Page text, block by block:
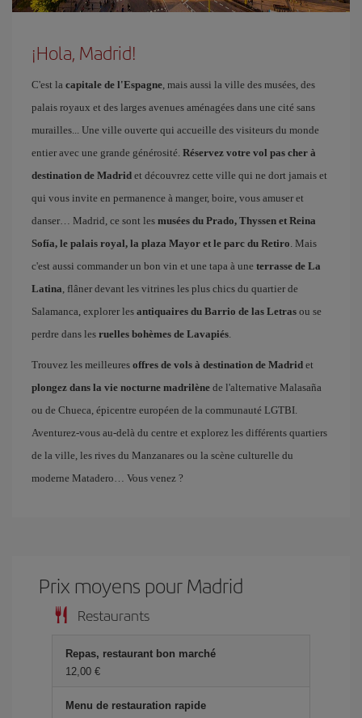
¡Hola, Madrid!
C'est la capitale de l'Espagne, mais aussi la ville des musées, des
palais royaux et des larges avenues aménagées dans une cité sans
murailles... Une ville ouverte qui accueille des visiteurs du monde
entier avec une grande générosité. Réservez votre vol pas cher à
destination de Madrid et découvrez cette ville qui ne dort jamais et
qui vous invite en permanence à manger, boire, vous amuser et
danser… Madrid, ce sont les musées du Prado, Thyssen et Reina
Sofía, le palais royal, la plaza Mayor et le parc du Retiro. Mais
c'est aussi commander un bon vin et une tapa à une terrasse de La
Latina, flâner devant les vitrines les plus chics du quartier de
Salamanca, explorer les antiquaires du Barrio de las Letras ou se
perdre dans les ruelles bohèmes de Lavapiés.
Trouvez les meilleures offres de vols à destination de Madrid et
plongez dans la vie nocturne madrilène de l'alternative Malasaña
ou de Chueca, épicentre européen de la communauté LGTBI.
Aventurez-vous au-delà du centre et explorez les différents quartiers
de la ville, les rives du Manzanares ou la scène culturelle du
moderne Matadero… Vous venez ?
Prix ​​moyens pour Madrid
Restaurants
Repas, restaurant bon marché
12,00 €
Menu de restauration rapide